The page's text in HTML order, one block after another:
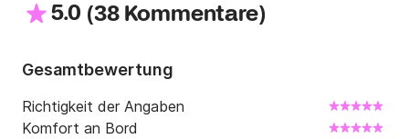
5.0 (38 Kommentare)
Gesamtbewertung
Richtigkeit der Angaben
Komfort an Bord